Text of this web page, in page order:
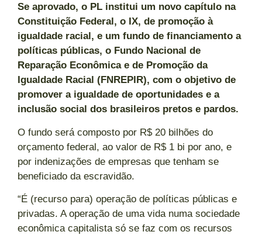
Se aprovado, o PL institui um novo capítulo na
Constituição Federal, o IX, de promoção à
igualdade racial, e um fundo de financiamento a
políticas públicas, o Fundo Nacional de
Reparação Econômica e de Promoção da
Igualdade Racial (FNREPIR), com o objetivo de
promover a igualdade de oportunidades e a
inclusão social dos brasileiros pretos e pardos.
O fundo será composto por R$ 20 bilhões do
orçamento federal, ao valor de R$ 1 bi por ano, e
por indenizações de empresas que tenham se
beneficiado da escravidão.
“É (recurso para) operação de políticas públicas e
privadas. A operação de uma vida numa sociedade
econômica capitalista só se faz com os recursos